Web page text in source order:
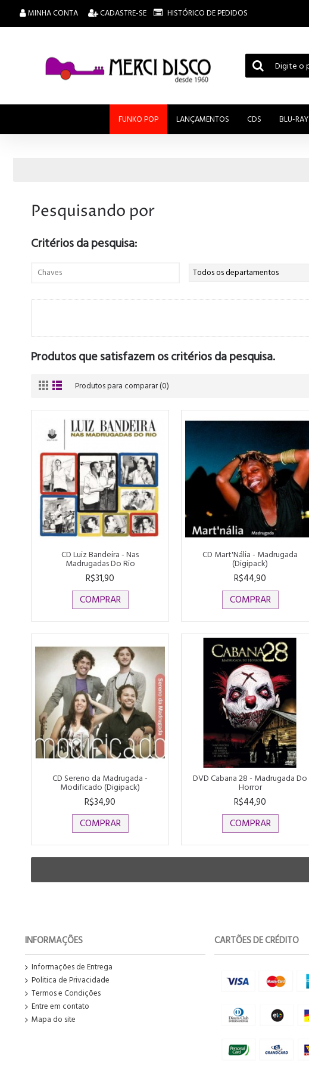
MINHA CONTA CADASTRE-SE HISTÓRICO DE PEDIDOS
FUNKO POP LANÇAMENTOS CDS BLU-RAY
Pesquisando por
Critérios da pesquisa:
Produtos que satisfazem os critérios da pesquisa.
Produtos para comparar (0)
CD Luiz Bandeira - Nas
Madrugadas Do Rio
R$31,90
COMPRAR
CD Mart'Nália - Madrugada
(Digipack)
R$44,90
COMPRAR
CD Sereno da Madrugada -
Modificado (Digipack)
R$34,90
COMPRAR
DVD Cabana 28 - Madrugada Do
Horror
R$44,90
COMPRAR
INFORMAÇÕES
Informações de Entrega
Politica de Privacidade
Termos e Condições
Entre em contato
Mapa do site
CARTÕES DE CRÉDITO